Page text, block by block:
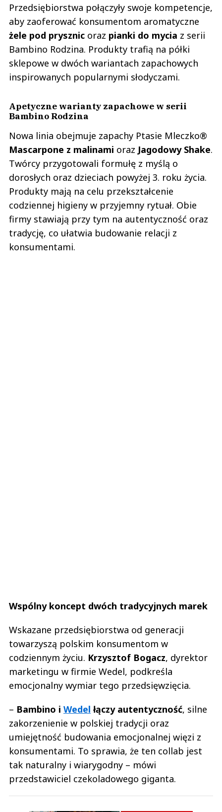
Przedsiębiorstwa połączyły swoje kompetencje,
aby zaoferować konsumentom aromatyczne
żele pod prysznic oraz pianki do mycia z serii
Bambino Rodzina. Produkty trafią na półki
sklepowe w dwóch wariantach zapachowych
inspirowanych popularnymi słodyczami.
Apetyczne warianty zapachowe w serii
Bambino Rodzina
Nowa linia obejmuje zapachy Ptasie Mleczko®
Mascarpone z malinami oraz Jagodowy Shake.
Twórcy przygotowali formułę z myślą o
dorosłych oraz dzieciach powyżej 3. roku życia.
Produkty mają na celu przekształcenie
codziennej higieny w przyjemny rytuał. Obie
firmy stawiają przy tym na autentyczność oraz
tradycję, co ułatwia budowanie relacji z
konsumentami.
Wspólny koncept dwóch tradycyjnych marek
Wskazane przedsiębiorstwa od generacji
towarzyszą polskim konsumentom w
codziennym życiu. Krzysztof Bogacz, dyrektor
marketingu w firmie Wedel, podkreśla
emocjonalny wymiar tego przedsięwzięcia.
– Bambino i Wedel łączy autentyczność, silne
zakorzenienie w polskiej tradycji oraz
umiejętność budowania emocjonalnej więzi z
konsumentami. To sprawia, że ten collab jest
tak naturalny i wiarygodny – mówi
przedstawiciel czekoladowego giganta.